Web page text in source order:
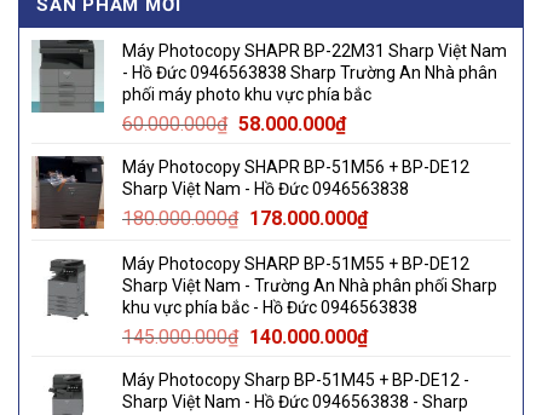
Máy Photocopy SHAPR BP-22M31 Sharp Việt Nam
- Hồ Đức 0946563838 Sharp Trường An Nhà phân
phối máy photo khu vực phía bắc
60.000.000₫ Original
was:
60.000.000₫.
58.000.000₫Current
is:
58.000.000₫.
Máy Photocopy SHAPR BP-51M56 + BP-DE12
Sharp Việt Nam - Hồ Đức 0946563838
180.000.000₫ Original
was:
180.000.000₫.
178.000.000₫Current
is:
178.000.000₫.
Máy Photocopy SHARP BP-51M55 + BP-DE12
Sharp Việt Nam - Trường An Nhà phân phối Sharp
khu vực phía bắc - Hồ Đức 0946563838
145.000.000₫ Original
was:
140.000.000₫Current
is:
Máy Photocopy Sharp BP-51M45 + BP-DE12 -
Sharp Việt Nam - Hồ Đức 0946563838 - Sharp